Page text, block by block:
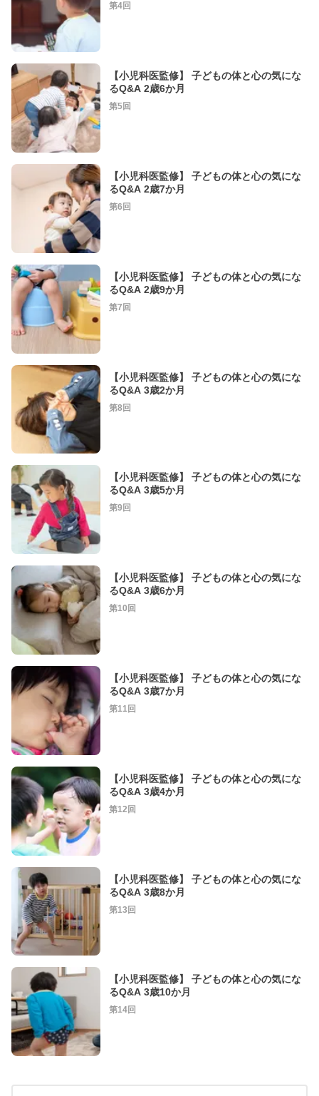
第4回
【小児科医監修】 子どもの体と心の気にな
るQ&A 2歳6か月
第5回
【小児科医監修】 子どもの体と心の気にな
るQ&A 2歳7か月
第6回
【小児科医監修】 子どもの体と心の気にな
るQ&A 2歳9か月
第7回
【小児科医監修】 子どもの体と心の気にな
るQ&A 3歳2か月
第8回
【小児科医監修】 子どもの体と心の気にな
るQ&A 3歳5か月
第9回
【小児科医監修】 子どもの体と心の気にな
るQ&A 3歳6か月
第10回
【小児科医監修】 子どもの体と心の気にな
るQ&A 3歳7か月
第11回
【小児科医監修】 子どもの体と心の気にな
るQ&A 3歳4か月
第12回
【小児科医監修】 子どもの体と心の気にな
るQ&A 3歳8か月
第13回
【小児科医監修】 子どもの体と心の気にな
るQ&A 3歳10か月
第14回